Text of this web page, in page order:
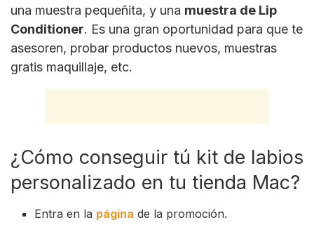
una muestra pequeñita, y una muestra de Lip
Conditioner. Es una gran oportunidad para que te
asesoren, probar productos nuevos, muestras
gratis maquillaje, etc.
¿Cómo conseguir tú kit de labios
personalizado en tu tienda Mac?
Entra en la página de la promoción.